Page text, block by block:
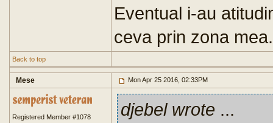
Eventual i-au
ceva prin zona
Back to top
Mese Mon Apr 25 2016, 02:33PM
Registered Member #1078
djebel wrote ...